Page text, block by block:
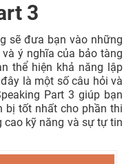
3
sẽ đưa bạn vào những
ý nghĩa của bảo tàng
thể hiện khả năng lập
là một số câu hỏi và
Part 3 giúp bạn
bị tốt nhất cho phần thi
cao kỹ năng và sự tự tin